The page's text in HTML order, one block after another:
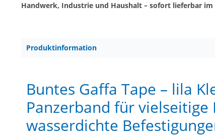
Handwerk, Industrie und Haushalt – sofort lieferbar im
Produktinformation
Buntes Gaffa Tape – lila
Panzerband für
wasserdichte